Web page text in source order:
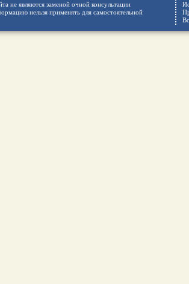
не являются заменой очной консультации
нельзя применять для самостоятельной